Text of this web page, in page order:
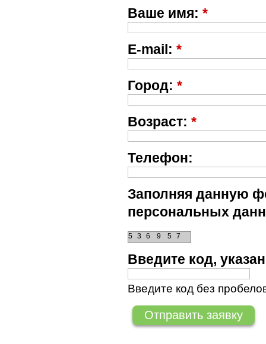
Ваше имя: *
E-mail: *
Город: *
Возраст: *
Телефон:
Заполняя данную
персональных
5 3 9
6 5 7
Введите код,
Введите код без